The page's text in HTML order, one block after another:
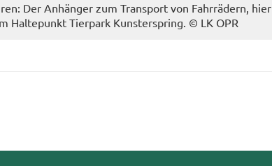
Der An­hän­ger zum Trans­port von Fahr­rä­dern, hier
Hal­te­punkt Tier­park Kunst­er­spring. © LK OPR